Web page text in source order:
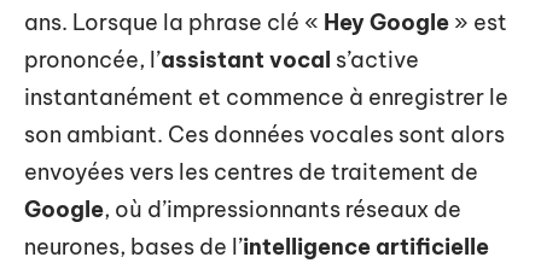
ans. Lorsque la phrase clé « Hey Google » est
prononcée, l’assistant vocal s’active
instantanément et commence à enregistrer le
son ambiant. Ces données vocales sont alors
envoyées vers les centres de traitement de
Google, où d’impressionnants réseaux de
neurones, bases de l’intelligence artificielle